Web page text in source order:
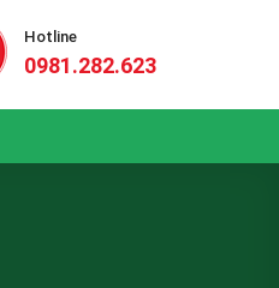
Hotline
0981.282.623